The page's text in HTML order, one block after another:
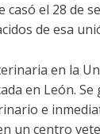
casó el 28 de
de esa
en la
en León. Se
e
un centro